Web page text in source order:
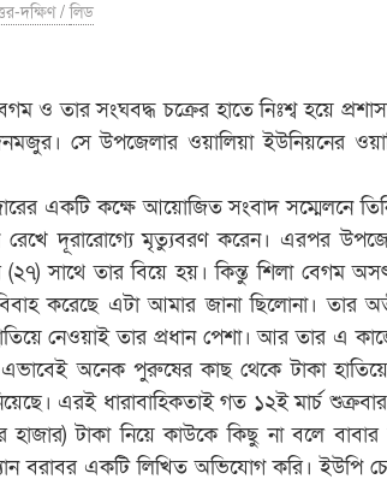
দক্ষিণ/লিড
ও তার সংঘবদ্ধ চক্রের হাতে নিঃশ্ব হয়ে
সে উপজেলার ওয়ালিয়া ইউনিয়নের
একটি কক্ষে আয়োজিত সংবাদ সম্মেলনে
রেখে দূরারোগ্যে মৃত্যুবরণ করেন। এরপর
সাথে তার বিয়ে হয়। কিন্তু শিলা বেগম অসৎ
করেছে এটা আমার জানা ছিলোনা। তার
নেওয়াই তার প্রধান পেশা। আর তার এ
অনেক পুরুষের কাছ থেকে টাকা
এরই ধারাবাহিকতাই গত ১২ই মার্চ
টাকা নিয়ে কাউকে কিছু না বলে
বরাবর একটি লিখিত অভিযোগ করি। ইউপি